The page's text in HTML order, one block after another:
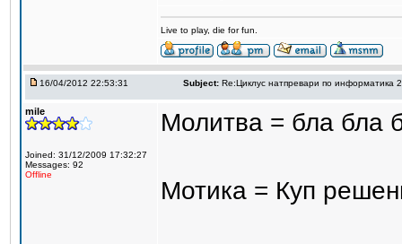
Live to play, die for fun.
16/04/2012 22:53:31 Subject: Re:Циклус натпревари по информатика
mile
Joined: 31/12/2009 17:32:27
Messages: 92
Offline
Молитва = бла бла
Мотика = Куп